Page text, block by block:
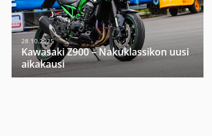
28.10.2025
Kawasaki Z900 – Nakuklassikon uusi
aikakausi